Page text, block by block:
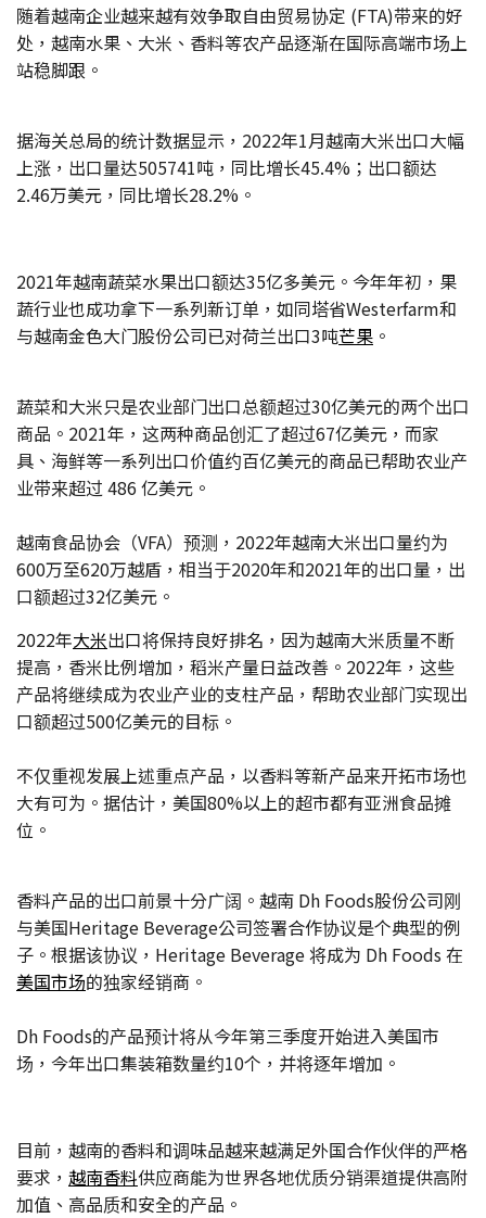
随着越南企业越来越有效争取自由贸易协定 (FTA)带来的好
处，越南水果、大米、香料等农产品逐渐在国际高端市场上
站稳脚跟。
据海关总局的统计数据显示，2022年1月越南大米出口大幅
上涨，出口量达505741吨，同比增长45.4%；出口额达
2.46万美元，同比增长28.2%。
2021年越南蔬菜水果出口额达35亿多美元。今年年初，果
蔬行业也成功拿下一系列新订单，如同塔省Westerfarm和
与越南金色大门股份公司已对荷兰出口3吨芒果 。
蔬菜和大米只是农业部门出口总额超过30亿美元的两个出口
商品。2021年，这两种商品创汇了超过67亿美元，而家
具、海鲜等一系列出口价值约百亿美元的商品已帮助农业产
业带来超过 486 亿美元。
越南食品协会（VFA）预测，2022年越南大米出口量约为
600万至620万越盾，相当于2020年和2021年的出口量，出
口额超过32亿美元。
2022年大米出口将保持良好排名，因为越南大米质量不断
提高，香米比例增加，稻米产量日益改善。2022年，这些
产品将继续成为农业产业的支柱产品，帮助农业部门实现出
口额超过500亿美元的目标。
不仅重视发展上述重点产品，以香料等新产品来开拓市场也
大有可为。据估计，美国80%以上的超市都有亚洲食品摊
位。
香料产品的出口前景十分广阔。越南 Dh Foods股份公司刚
与美国Heritage Beverage公司签署合作协议是个典型的例
子。根据该协议，Heritage Beverage 将成为 Dh Foods 在
美国市场的独家经销商。
Dh Foods的产品预计将从今年第三季度开始进入美国市
场，今年出口集装箱数量约10个，并将逐年增加。
目前，越南的香料和调味品越来越满足外国合作伙伴的严格
要求， 越南香料供应商能为世界各地优质分销渠道提供高附
加值、高品质和安全的产品。